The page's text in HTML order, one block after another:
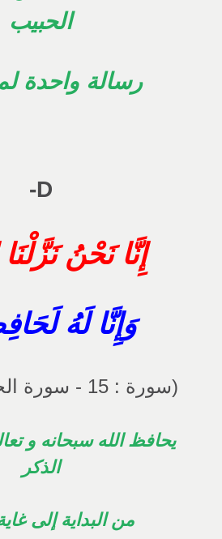
الحبيب
رسالة واحدة لم
D-
إِنَّا نَحْنُ نَزَّلْنَا
وَإِنَّا لَهُ
(سورة : 15 - سورة الحجر, اية : 9)
يحافظ الله سبحانه و
الذكر
من البداية إلى غاية